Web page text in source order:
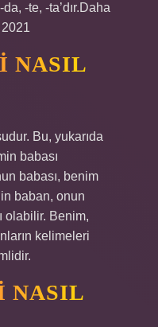
-te, -ta’dır.Daha
NASIL
Bu, yukarıda
babası
babası, benim
baban, onun
olabilir. Benim,
kelimeleri
NASIL